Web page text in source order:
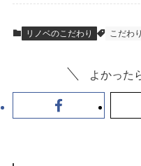
リノベのこだわり こだわり
よかった